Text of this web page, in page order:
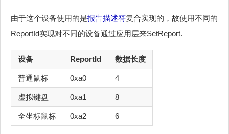
由于这个设备使用的是报告描述符复合实现的，故使用不同的
ReportId实现对不同的设备通过应用层来SetReport.
设备 ReportId 数据长度
普通鼠标 0xa0 4
虚拟键盘 0xa1 8
全坐标鼠标 0xa2 6